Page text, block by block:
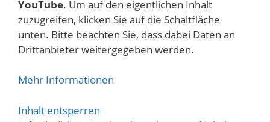
YouTube. Um auf den eigentlichen Inhalt
zuzugreifen, klicken Sie auf die Schaltfläche
unten. Bitte beachten Sie, dass dabei Daten an
Drittanbieter weitergegeben werden.
Mehr Informationen
Inhalt entsperren